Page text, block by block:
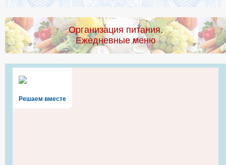
Организация питания.
Ежедневные меню
Решаем вместе